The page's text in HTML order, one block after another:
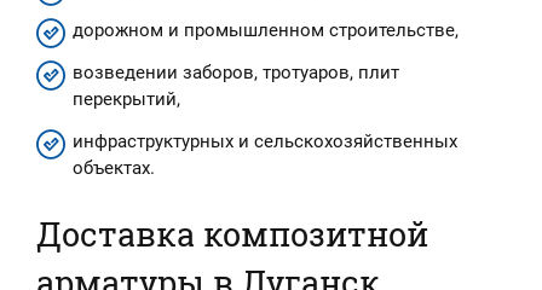
дорожном и промышленном строительстве,
возведении заборов, тротуаров, плит
перекрытий,
инфраструктурных и сельскохозяйственных
объектах.
Доставка композитной